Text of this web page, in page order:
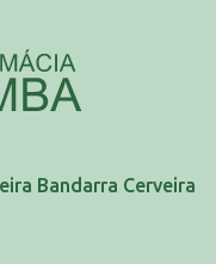
Bandarra Cerveira